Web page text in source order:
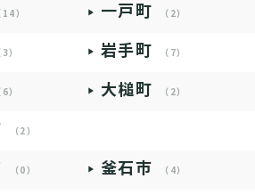
14） 一戸町 （2）
3） 岩手町 （7）
6） 大槌町 （2）
（2）
（0） 釜石市 （4）